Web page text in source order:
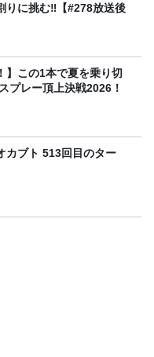
りに挑む‼【#278放送後
】この1本で夏を乗り切
プレー頂上決戦2026！
カブト 513回目のター